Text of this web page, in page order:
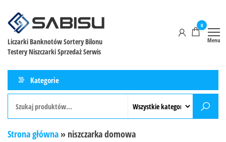
Liczarki Banknotów Sortery Bilonu
Testery Niszczarki Sprzedaż Serwis
0
Menu
Kategorie
Strona główna » niszczarka domowa